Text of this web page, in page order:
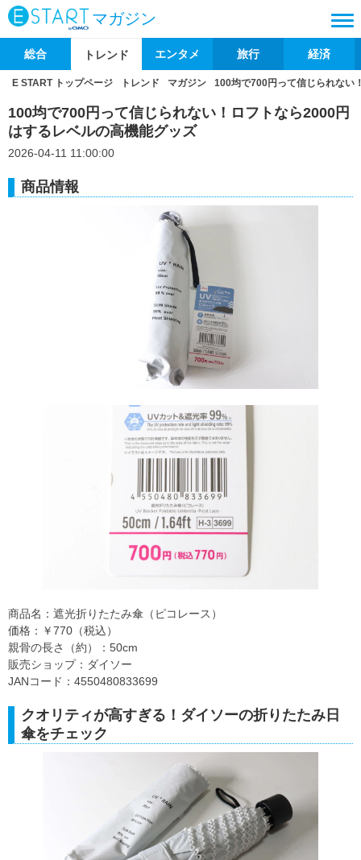
マガジン
総合 トレンド エンタメ 旅行 経済
E START トップページ トレンド マガジン 100均で700円って信じられない
100均で700円って信じられない！ロフトなら2000円
はするレベルの高機能グッズ
2026-04-11 11:00:00
商品情報
商品名：遮光折りたたみ傘（ピコレース）
価格：￥770（税込）
親骨の長さ（約）：50cm
販売ショップ：ダイソー
JANコード：4550480833699
クオリティが高すぎる！ダイソーの折りたたみ日
傘をチェック